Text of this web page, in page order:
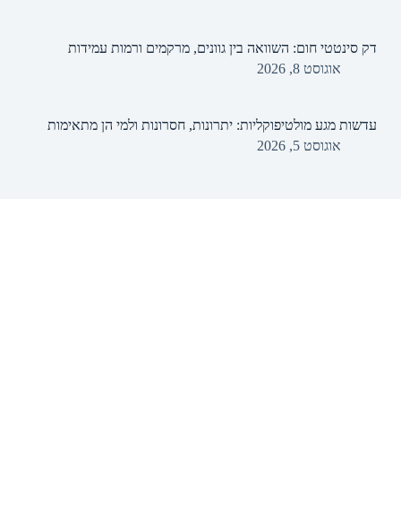
דק סינטטי חום: השוואה בין גוונים, מרקמים ורמות עמידות
אוגוסט 8, 2026
עדשות מגע מולטיפוקליות: יתרונות, חסרונות ולמי הן מתאימות
אוגוסט 5, 2026